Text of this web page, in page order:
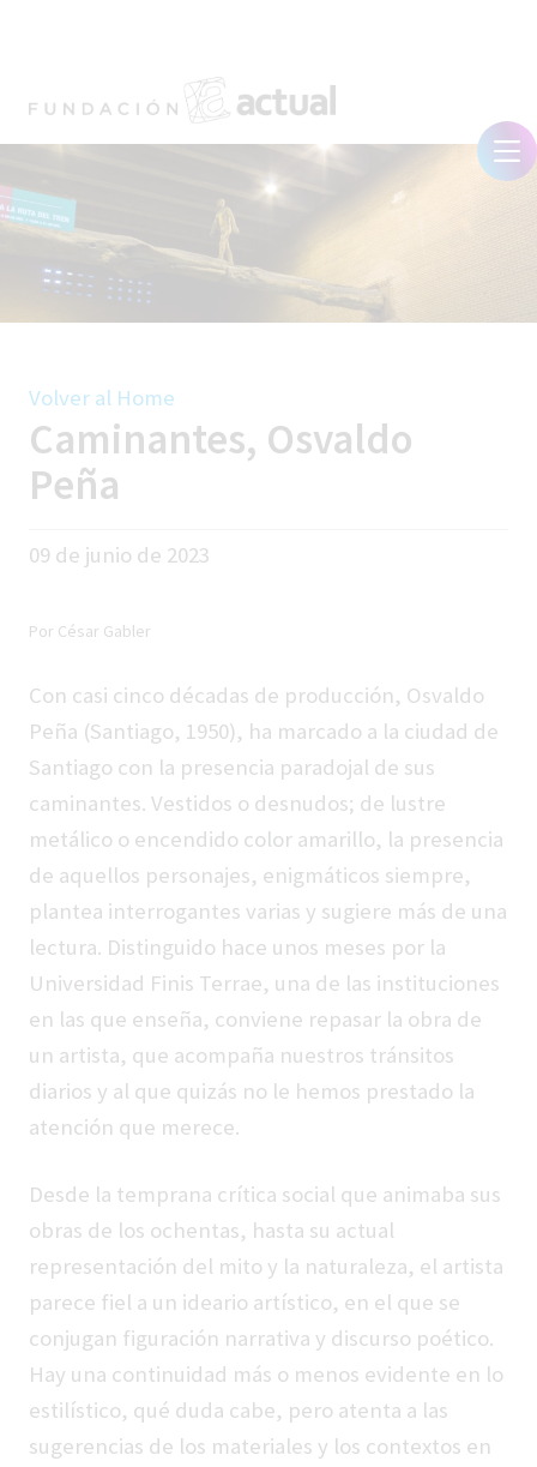
Volver al Home
Caminantes, Osvaldo
Peña
09 de junio de 2023
Por César Gabler
Con casi cinco décadas de producción, Osvaldo
Peña (Santiago, 1950), ha marcado a la ciudad de
Santiago con la presencia paradojal de sus
caminantes. Vestidos o desnudos; de lustre
metálico o encendido color amarillo, la presencia
de aquellos personajes, enigmáticos siempre,
plantea interrogantes varias y sugiere más de una
lectura. Distinguido hace unos meses por la
Universidad Finis Terrae, una de las instituciones
en las que enseña, conviene repasar la obra de
un artista, que acompaña nuestros tránsitos
diarios y al que quizás no le hemos prestado la
atención que merece.
Desde la temprana crítica social que animaba sus
obras de los ochentas, hasta su actual
representación del mito y la naturaleza, el artista
parece fiel a un ideario artístico, en el que se
conjugan figuración narrativa y discurso poético.
Hay una continuidad más o menos evidente en lo
estilístico, qué duda cabe, pero atenta a las
sugerencias de los materiales y los contextos en